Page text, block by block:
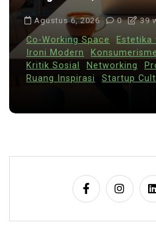
Agustus 6, 2026 0 39
Co-Working Space
Estetika
Ironi Modern
Konsumerisme
Kritik Sosial
Networking
Ruang Inspirasi
Startup